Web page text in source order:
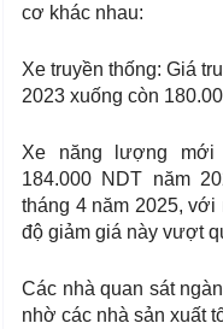
cơ khác nhau:
Xe truyền thống: Giá
2023 xuống còn
Xe năng lượng mới
184.000 NDT năm
tháng 4 năm 2025,
độ giảm giá này vượt
Các nhà quan sát
nhờ các nhà sản xuất